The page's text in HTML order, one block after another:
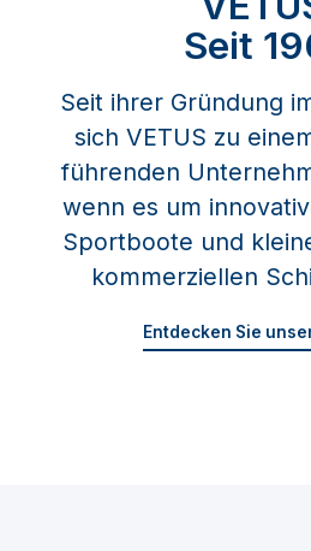
Seit
Seit ihrer Gründung
sich VETUS zu
führenden
wenn es um
Sportboote und
kommerziellen
Entdecken Sie